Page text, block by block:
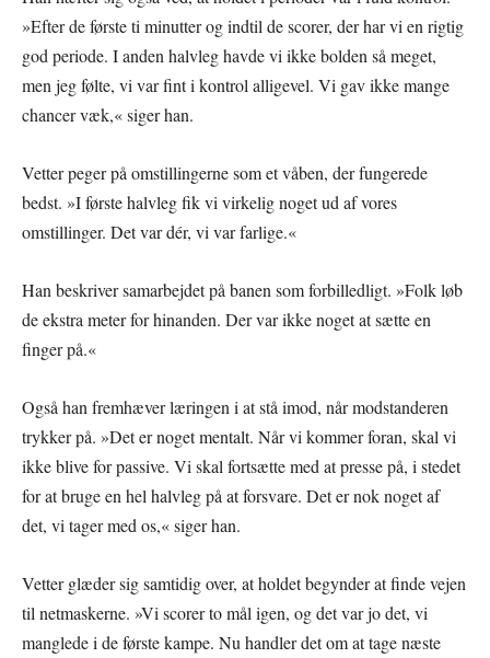
»Efter de første ti minutter og indtil de scorer, der har vi en rigtig
god periode. I anden halvleg havde vi ikke bolden så meget,
men jeg følte, vi var fint i kontrol alligevel. Vi gav ikke mange
chancer væk,« siger han.
Vetter peger på omstillingerne som et våben, der fungerede
bedst. »I første halvleg fik vi virkelig noget ud af vores
omstillinger. Det var dér, vi var farlige.«
Han beskriver samarbejdet på banen som forbilledligt. »Folk løb
de ekstra meter for hinanden. Der var ikke noget at sætte en
finger på.«
Også han fremhæver læringen i at stå imod, når modstanderen
trykker på. »Det er noget mentalt. Når vi kommer foran, skal vi
ikke blive for passive. Vi skal fortsætte med at presse på, i stedet
for at bruge en hel halvleg på at forsvare. Det er nok noget af
det, vi tager med os,« siger han.
Vetter glæder sig samtidig over, at holdet begynder at finde vejen
til netmaskerne. »Vi scorer to mål igen, og det var jo det, vi
manglede i de første kampe. Nu handler det om at tage næste